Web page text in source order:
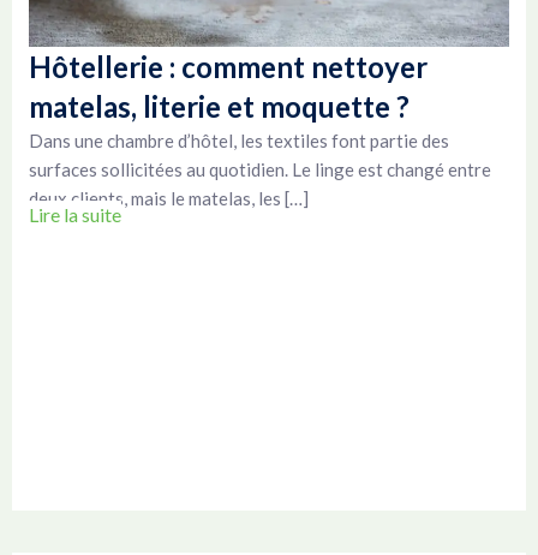
Hôtellerie : comment nettoyer
matelas, literie et moquette ?
Dans une chambre d’hôtel, les textiles font partie des
surfaces sollicitées au quotidien. Le linge est changé entre
deux clients, mais le matelas, les […]
Lire la suite